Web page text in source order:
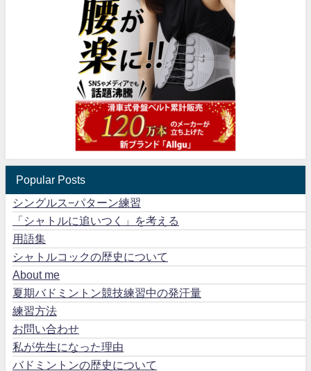
Popular Posts
シングルス−パターン練習
「シャトルに追いつく」を考える
用語集
シャトルコックの歴史について
About me
夏期バドミントン競技練習中の発汗量
練習方法
お問い合わせ
私が先生になった理由
バドミントンの歴史について